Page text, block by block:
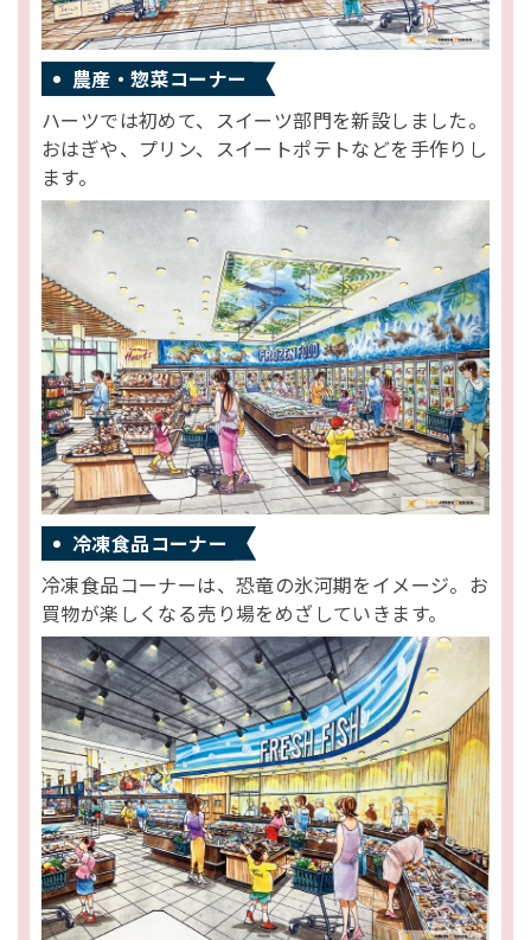
農産・惣菜コーナー
ハーツでは初めて、スイーツ部門を新設しました。
おはぎや、プリン、スイートポテトなどを手作りし
ます。
冷凍食品コーナー
冷凍食品コーナーは、恐竜の氷河期をイメージ。お
買物が楽しくなる売り場をめざしていきます。